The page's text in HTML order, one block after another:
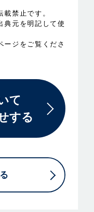
禁止です。
典元を明記して使
ージをご覧くださ
て
する